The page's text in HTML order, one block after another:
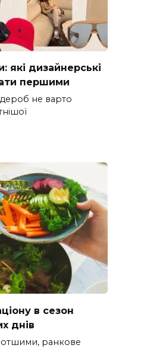
які дизайнерські
першими
не варто
в сезон
днів
ранкове